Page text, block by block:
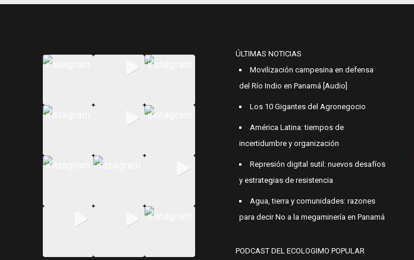
ÚLTIMAS NOTICIAS
Movilización campesina en defensa
del Río Indio en Panamá [Audio]
Los 10 Gigantes del Agronegocio
América Latina: tiempos de
incertidumbre y organización
Represión digital sutil: nuevos desafíos
y estrategias de resistencia
Agua, tierra y comunidades: razones
para decir No a la megaminería en Panamá
PODCAST DEL ECOLOGIMO POPULAR